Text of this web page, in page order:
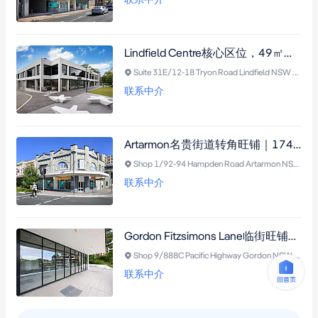
Lindfield Centre核心区位，49㎡精装商业套房，毗邻火车站与购物中心，分区布局内置厨房，需市政厅批准。
Suite 31E/12-18 Tryon Road Lindfield NSW 2070
联系中介
Artarmon名贵街道转角旺铺｜174平米黄金展面，火车站无缝衔接
Shop 1/92-94 Hampden Road Artarmon NSW 2064
联系中介
Gordon Fitzsimons Lane临街旺铺，119㎡开放式空间，临街展示面宽阔，近购物中心与公交枢纽，适合咖啡厅/医疗/零售等多业态（需市政厅批准）。
Shop 9/888C Pacific Highway Gordon NSW 2072
联系中介